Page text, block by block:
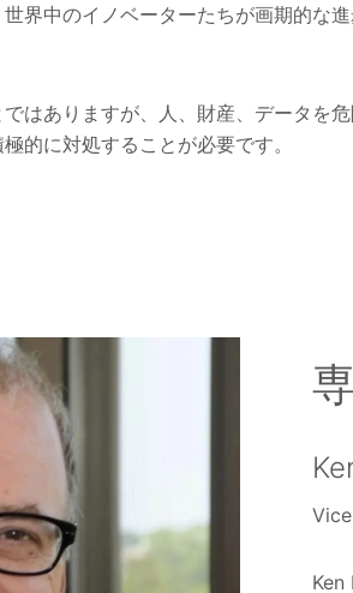
界中のイノベーターたちが画期的な
はありますが、人、財産、データを
的に対処することが必要です。
Ken